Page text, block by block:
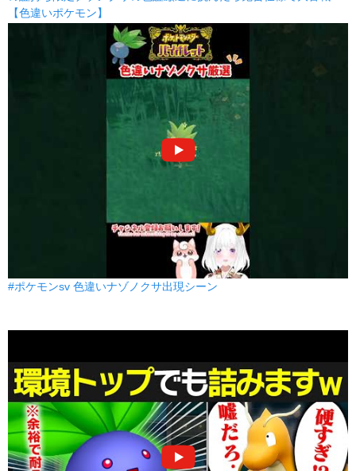
【色違いポケモン】
#ポケモンsv 色違いナゾノクサ出現シーン